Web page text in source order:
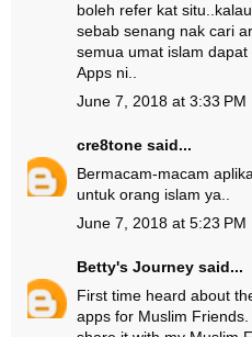
boleh refer kat
sebab senang nak cari
semua umat islam
Apps ni..
June 7, 2018 at 3:33 PM
cre8tone said...
Bermacam-macam
untuk orang islam ya..
June 7, 2018 at 5:23 PM
Betty's Journey said...
First time heard about
apps for Muslim